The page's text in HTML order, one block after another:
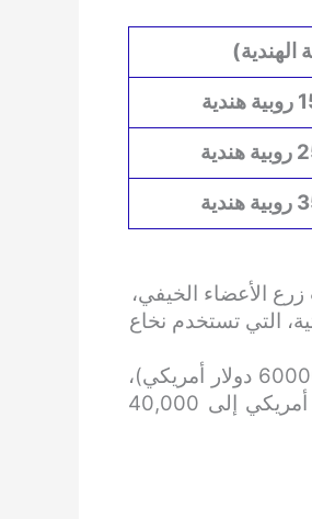
الهندية)
الأعضاء الخيفي،
التي تستخدم نخاع
يمكن أن تتراوح تكلفة عملية زرع خيفي (حوالي 22000 دولار أمريكي إلى 60000 دولار أمريكي)،
في حين أن تكلفة عملية زرع ذاتي يمكن أن تتراوح (حوالي 14,500 دولار أمريكي إلى 40,000